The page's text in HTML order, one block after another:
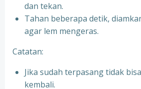
dan tekan.
Tahan beberapa detik,
agar lem mengeras.
Catatan:
Jika sudah terpasang tidak
kembali.